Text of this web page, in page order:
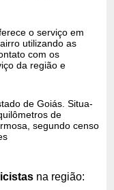
o serviço em
utilizando as
com os
da região e
de Goiás. Situa-
de
segundo censo
na região: